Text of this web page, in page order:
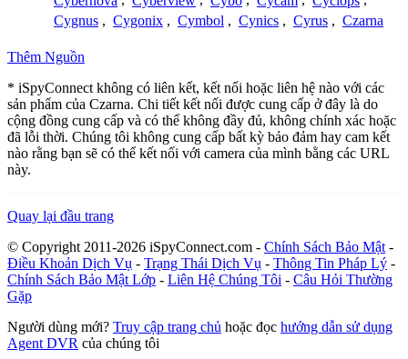
Cygnus , Cygonix , Cymbol , Cynics , Cyrus , Czarna
Thêm Nguồn
* iSpyConnect không có liên kết, kết nối hoặc liên hệ nào với các
sản phẩm của Czarna. Chi tiết kết nối được cung cấp ở đây là do
cộng đồng cung cấp và có thể không đầy đủ, không chính xác hoặc
đã lỗi thời. Chúng tôi không cung cấp bất kỳ bảo đảm hay cam kết
nào rằng bạn sẽ có thể kết nối với camera của mình bằng các URL
này.
Quay lại đầu trang
© Copyright 2011-2026 iSpyConnect.com - Chính Sách Bảo Mật -
Điều Khoản Dịch Vụ - Trạng Thái Dịch Vụ - Thông Tin Pháp Lý -
Chính Sách Bảo Mật Lớp - Liên Hệ Chúng Tôi - Câu Hỏi Thường
Gặp
Người dùng mới? Truy cập trang chủ hoặc đọc hướng dẫn sử dụng
Agent DVR của chúng tôi